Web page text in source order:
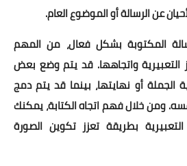
عن الرسالة أو الموضوع العام.
المكتوبة بشكل فعال، من المهم
التعبيرية واتجاهها. قد يتم وضع بعض
الجملة أو نهايتها، بينما قد يتم دمج
ومن خلال فهم اتجاه الكتابة، يمكنك
بطريقة تعزز تكوين الصورة